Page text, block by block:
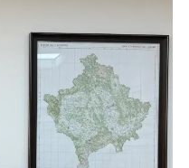
Nga
Kjo
Sëmundje